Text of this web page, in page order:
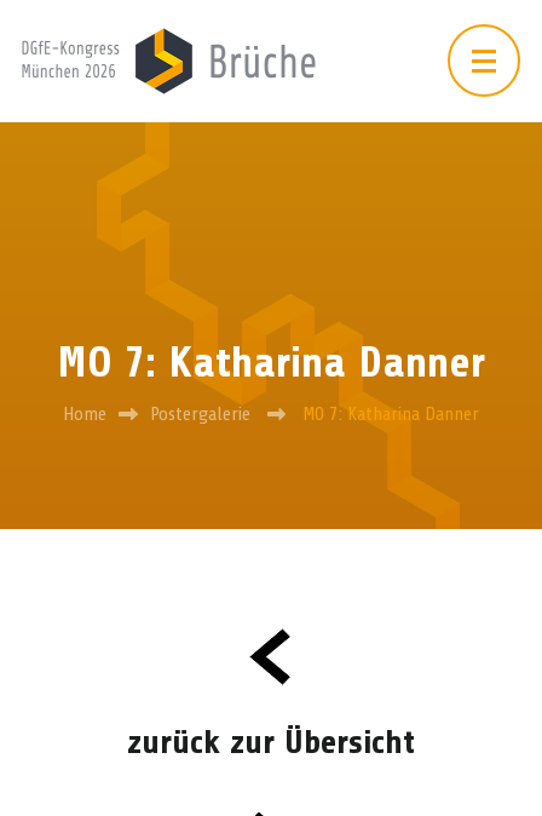
MO 7: Katharina Danner
Home Postergalerie MO 7: Katharina Danner
zurück zur Übersicht